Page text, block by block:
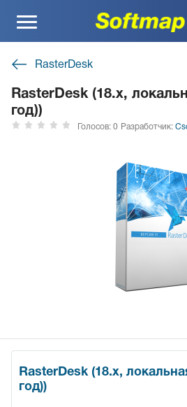
Меню
RasterDesk
RasterDesk (18.x,
год))
Голосов: 0 Разработчик:
RasterDesk (18.x,
год))